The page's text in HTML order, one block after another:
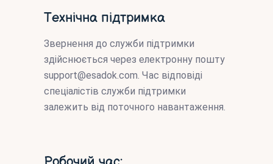
Технічна підтримка
Звернення до служби підтримки
здійснюється через електронну пошту
support@esadok.com. Час відповіді
спеціалістів служби підтримки
залежить від поточного навантаження.